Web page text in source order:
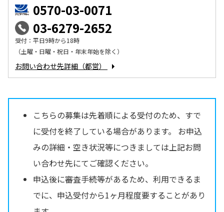
0570-03-0071
03-6279-2652
受付：平日9時から18時
（土曜・日曜・祝日・年末年始を除く）
お問い合わせ先詳細（都営）
こちらの募集は先着順による受付のため、すで
に受付を終了している場合があります。 お申込
みの詳細・空き状況等につきましては上記お問
い合わせ先にてご確認ください。
申込後に審査手続等があるため、利用できるま
でに、申込受付から1ヶ月程度要することがあり